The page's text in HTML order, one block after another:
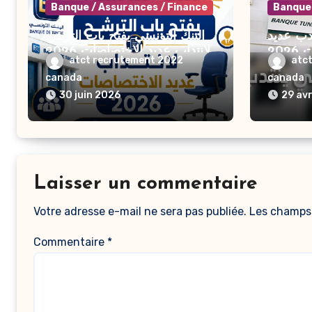
Banque / Assurances / Finance
البنك التونسي يفتح باب الترشح
لانتداب عديد الاختصاصات 2026
/ Concours BT Banque de
Tunisie 2026
atct recrutement 2022
canada
30 juin 2026
عديد
الاختصاصات 2026 / BTL
canada
29
Laisser un commentaire
Votre adresse e-mail ne sera pas publiée. Les
Commentaire *